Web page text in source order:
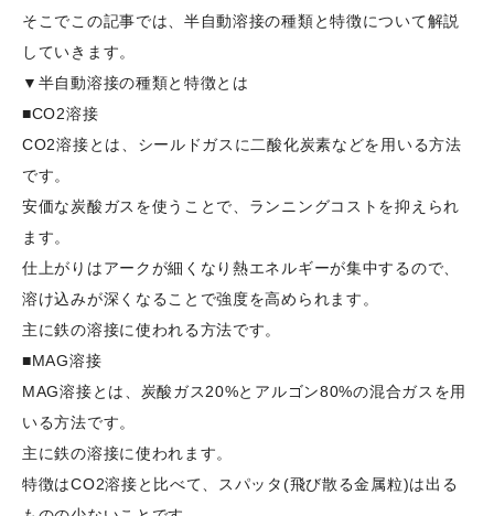
そこでこの記事では、半自動溶接の種類と特徴について解説
していきます。
▼半自動溶接の種類と特徴とは
■CO2溶接
CO2溶接とは、シールドガスに二酸化炭素などを用いる方法
です。
安価な炭酸ガスを使うことで、ランニングコストを抑えられ
ます。
仕上がりはアークが細くなり熱エネルギーが集中するので、
溶け込みが深くなることで強度を高められます。
主に鉄の溶接に使われる方法です。
■MAG溶接
MAG溶接とは、炭酸ガス20%とアルゴン80%の混合ガスを用
いる方法です。
主に鉄の溶接に使われます。
特徴はCO2溶接と比べて、スパッタ(飛び散る金属粒)は出る